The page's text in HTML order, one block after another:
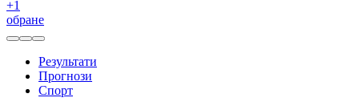
+1
обране
Результати
Прогнози
Спорт